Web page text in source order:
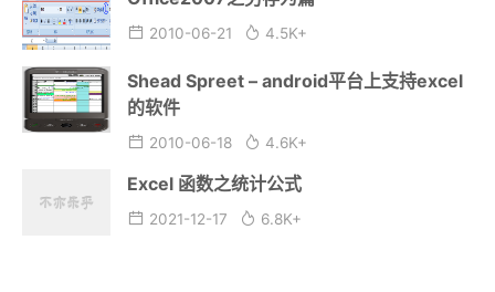
2010-06-21 4.5K+
Shead Spreet – android平台上支持excel
的软件
2010-06-18 4.6K+
Excel 函数之统计公式
2021-12-17 6.8K+